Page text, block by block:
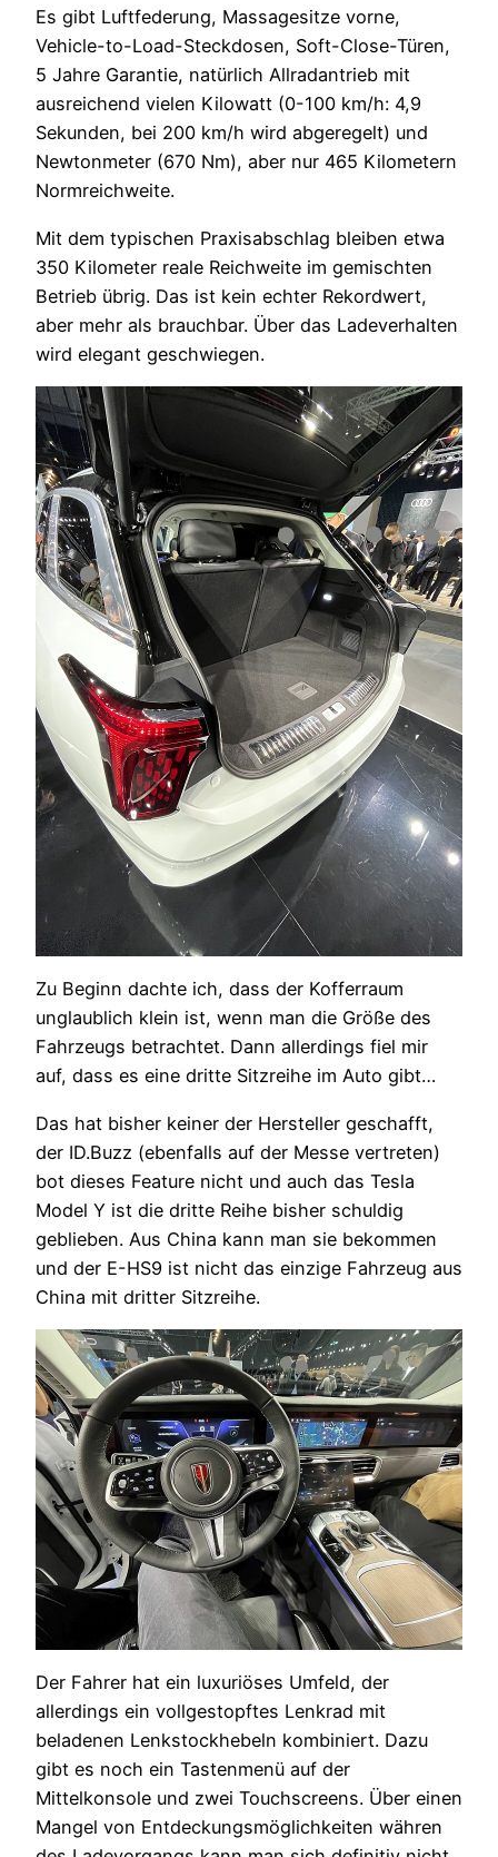
Es gibt Luftfederung, Massagesitze vorne,
Vehicle-to-Load-Steckdosen, Soft-Close-Türen,
5 Jahre Garantie, natürlich Allradantrieb mit
ausreichend vielen Kilowatt (0-100 km/h: 4,9
Sekunden, bei 200 km/h wird abgeregelt) und
Newtonmeter (670 Nm), aber nur 465 Kilometern
Normreichweite.
Mit dem typischen Praxisabschlag bleiben etwa
350 Kilometer reale Reichweite im gemischten
Betrieb übrig. Das ist kein echter Rekordwert,
aber mehr als brauchbar. Über das Ladeverhalten
wird elegant geschwiegen.
Zu Beginn dachte ich, dass der Kofferraum
unglaublich klein ist, wenn man die Größe des
Fahrzeugs betrachtet. Dann allerdings fiel mir
auf, dass es eine dritte Sitzreihe im Auto gibt…
Das hat bisher keiner der Hersteller geschafft,
der ID.Buzz (ebenfalls auf der Messe vertreten)
bot dieses Feature nicht und auch das Tesla
Model Y ist die dritte Reihe bisher schuldig
geblieben. Aus China kann man sie bekommen
und der E-HS9 ist nicht das einzige Fahrzeug aus
China mit dritter Sitzreihe.
Der Fahrer hat ein luxuriöses Umfeld, der
allerdings ein vollgestopftes Lenkrad mit
beladenen Lenkstockhebeln kombiniert. Dazu
gibt es noch ein Tastenmenü auf der
Mittelkonsole und zwei Touchscreens. Über einen
Mangel von Entdeckungsmöglichkeiten währen